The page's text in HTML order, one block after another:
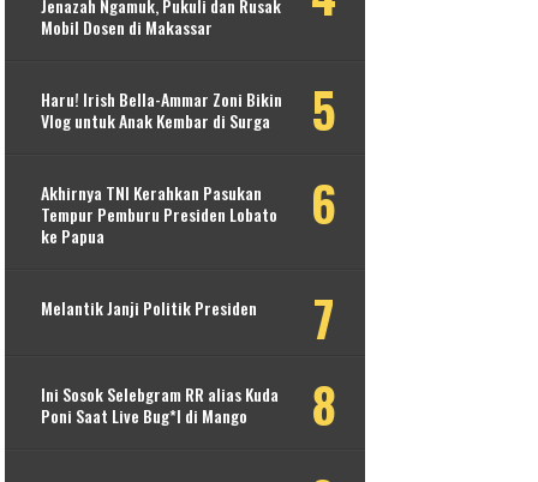
Jenazah Ngamuk, Pukuli dan Rusak
Mobil Dosen di Makassar
Haru! Irish Bella-Ammar Zoni Bikin
Vlog untuk Anak Kembar di Surga
Akhirnya TNI Kerahkan Pasukan
Tempur Pemburu Presiden Lobato
ke Papua
Melantik Janji Politik Presiden
Ini Sosok Selebgram RR alias Kuda
Poni Saat Live Bug*l di Mango